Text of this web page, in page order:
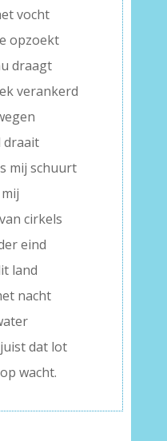
vocht
opzoekt
draagt
verankerd
draait
mij schuurt
cirkels
eind
land
nacht
dat lot
wacht.